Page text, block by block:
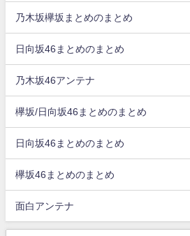
乃木坂欅坂まとめのまとめ
日向坂46まとめのまとめ
乃木坂46アンテナ
欅坂/日向坂46まとめのまとめ
日向坂46まとめのまとめ
欅坂46まとめのまとめ
面白アンテナ